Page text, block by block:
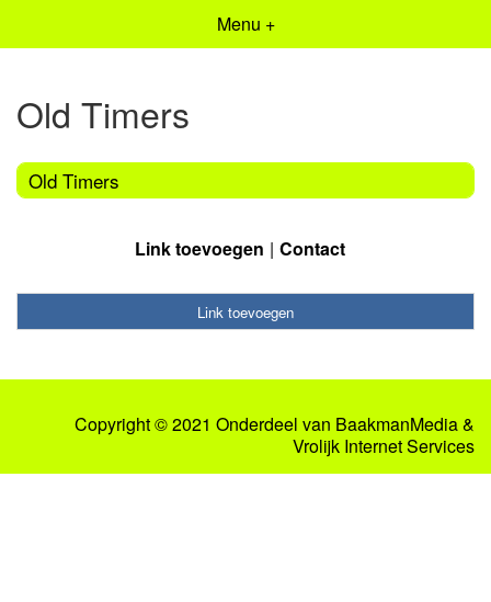
Menu +
Old Timers
Old Timers
Link toevoegen Contact
Link toevoegen
Copyright © 2021 Onderdeel van BaakmanMedia&
Vrolijk Internet Services